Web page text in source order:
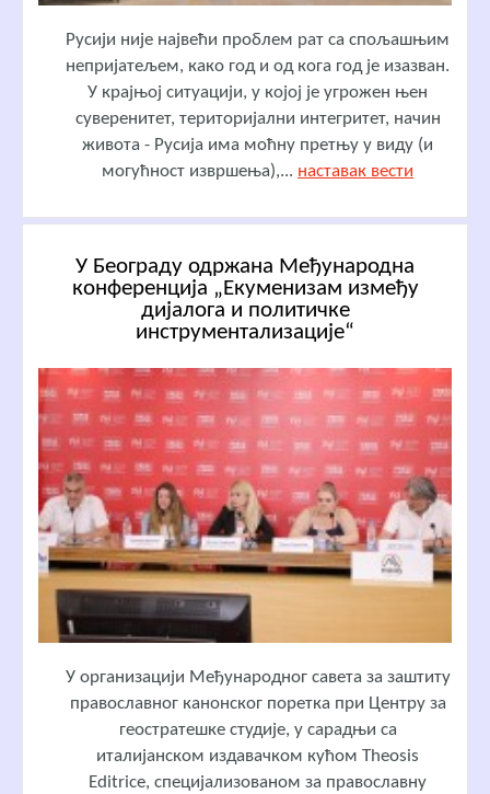
Русији није највећи проблем рат са спољашњим
непријатељем, како год и од кога год је изазван.
У крајњој ситуацији, у којој је угрожен њен
суверенитет, територијални интегритет, начин
живота - Русија има моћну претњу у виду (и
могућност извршења),... наставак вести
У Београду одржана Међународна
конференција „Екуменизам између
дијалога и политичке
инструментализације“
У организацији Међународног савета за заштиту
православног канонског поретка при Центру за
геостратешке студије, у сарадњи са
италијанском издавачком кућом Theosis
Editrice, специјализованом за православну